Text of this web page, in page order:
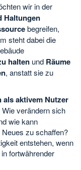
wir in der
Haltungen
begreifen,
steht dabei die
halten und Räume
, anstatt sie zu
als aktivem Nutzer
Wie verändern sich
wie kann
zu schaffen?
entstehen, wenn
fortwährender